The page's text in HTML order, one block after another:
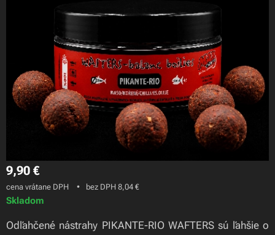
9,90 €
cena vrátane DPH bez DPH 8,04 €
Skladom
Odľahčené nástrahy PIKANTE-RIO WAFTERS sú ľahšie o